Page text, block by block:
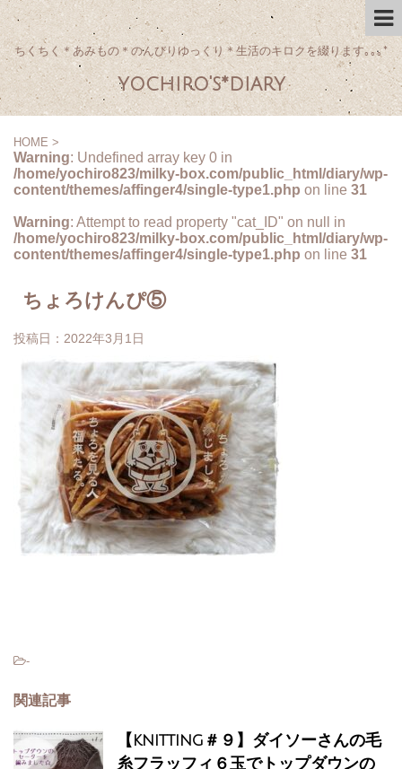
ちくちく＊あみもの＊のんびりゆっくり＊生活のキロクを綴ります｡｡｡*
yochiro's*diary
HOME >
Warning: Undefined array key 0 in
/home/yochiro823/milky-box.com/public_html/diary/wp-
content/themes/affinger4/single-type1.php on line 31
Warning: Attempt to read property "cat_ID" on null in
/home/yochiro823/milky-box.com/public_html/diary/wp-
content/themes/affinger4/single-type1.php on line 31
ちょろけんぴ⑤
投稿日： 2022年3月1日
-
関連記事
【knitting＃９】ダイソーさんの毛
糸フラッフィ６玉でトップダウンの